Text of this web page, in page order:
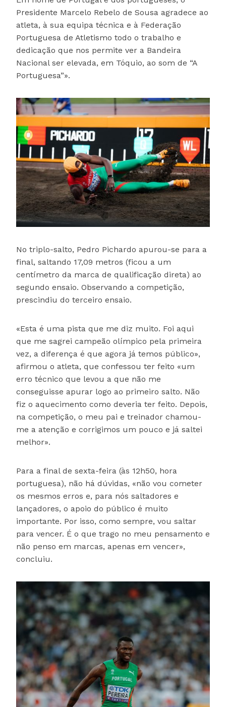
Presidente Marcelo Rebelo de Sousa agradece ao
atleta, à sua equipa técnica e à Federação
Portuguesa de Atletismo todo o trabalho e
dedicação que nos permite ver a Bandeira
Nacional ser elevada, em Tóquio, ao som de “A
Portuguesa”».
No triplo-salto, Pedro Pichardo apurou-se para a
final, saltando 17,09 metros (ficou a um
centímetro da marca de qualificação direta) ao
segundo ensaio. Observando a competição,
prescindiu do terceiro ensaio.
«Esta é uma pista que me diz muito. Foi aqui
que me sagrei campeão olímpico pela primeira
vez, a diferença é que agora já temos público»,
afirmou o atleta, que confessou ter feito «um
erro técnico que levou a que não me
conseguisse apurar logo ao primeiro salto. Não
fiz o aquecimento como deveria ter feito. Depois,
na competição, o meu pai e treinador chamou-
me a atenção e corrigimos um pouco e já saltei
melhor».
Para a final de sexta-feira (às 12h50, hora
portuguesa), não há dúvidas, «não vou cometer
os mesmos erros e, para nós saltadores e
lançadores, o apoio do público é muito
importante. Por isso, como sempre, vou saltar
para vencer. É o que trago no meu pensamento e
não penso em marcas, apenas em vencer»,
concluiu.